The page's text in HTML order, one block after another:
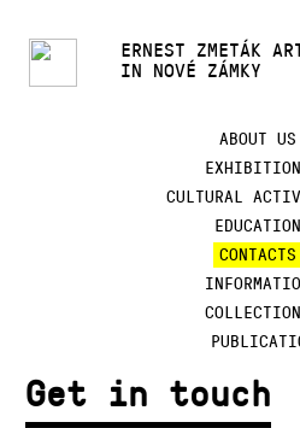
ERNEST ZMETÁK
IN NOVÉ ZÁMKY
ABOUT US
CULTURAL
EDUCATION
CONTACTS
Get in touch